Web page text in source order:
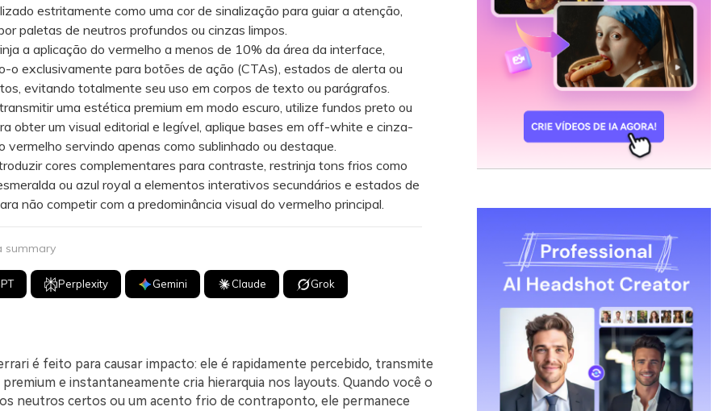
estritamente como uma cor de sinalização para guiar a atenção,
paletas de neutros profundos ou cinzas limpos.
a aplicação do vermelho a menos de 10% da área da interface,
o exclusivamente para botões de ação (CTAs), estados de alerta ou
evitando totalmente seu uso em corpos de texto ou parágrafos.
uma estética premium em modo escuro, utilize fundos preto ou
obter um visual editorial e legível, aplique bases em off-white e cinza-
vermelho servindo apenas como sublinhado ou destaque.
cores complementares para contraste, restrinja tons frios como
ou azul royal a elementos interativos secundários e estados de
não competir com a predominância visual do vermelho principal.
summary
Perplexity Gemini Claude Grok
é feito para causar impacto: ele é rapidamente percebido, transmite
premium e instantaneamente cria hierarquia nos layouts. Quando você o
neutros certos ou um acento frio de contraponto, ele permanece